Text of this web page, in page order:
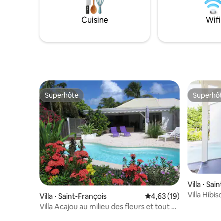
vis. Une douche extérieur. 1 salle d'eau et
un WC à part
sel et
Cuisine Wifi
Superhôte
Superhôte
Villa ⋅ Saint-François Évaluation moyenne
4,63 (19)
Villa Acajou au milieu des fleurs et tout au
Villa ⋅
Villa